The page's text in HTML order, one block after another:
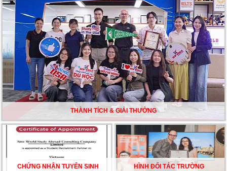
nền giáo dục hàng đầu
TƯ VẤN DU HỌC TOÀN DIỆN – BƯỚC ĐỆM VỮNG
CHẮC TỪ NEW WORLD EDUCATION
DU HỌC ÚC DẦN TRỞ THÀNH LỰA CHỌN HÀNG
ĐẦU CỦA DU HỌC SINH NĂM 2026 – VÀ TẤT CẢ
ĐỀU CÓ LÝ DO!!
CHẠM GIẤC MƠ DU HỌC MỸ – BẮT ĐẦU TỪ NGÀY
HỘI GHI DANH & SĂN HỌC BỔNG KỲ SPRING 2026
THÀNH TÍCH & GIẢI THƯỞNG
CHỨNG NHẬN TUYỂN SINH HÌNH ĐỐI TÁC TRƯỜNG